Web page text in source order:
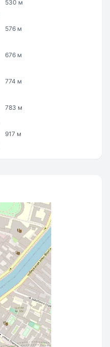
530 м
576 м
676 м
774 м
783 м
917 м